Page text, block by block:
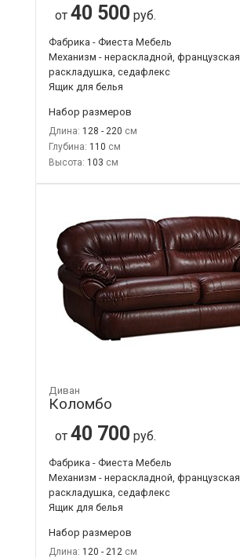
от 40 500 руб.
Фабрика - Фиеста Мебель
Механизм - нераскладной, французская
раскладушка, седафлекс
Ящик для белья
Набор размеров
Длина: 128 - 220
Глубина: 110
Высота: 103
Диван
Коломбо
от 40 700 руб.
Фабрика - Фиеста Мебель
Механизм - нераскладной, французская
раскладушка, седафлекс
Ящик для белья
Набор размеров
Длина: 120 - 212